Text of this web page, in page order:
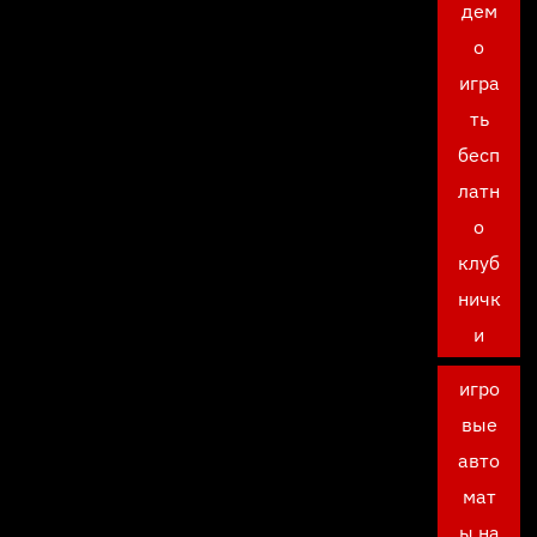
дем
о
игра
ть
бесп
латн
о
клуб
ничк
и
игро
вые
авто
мат
ы на